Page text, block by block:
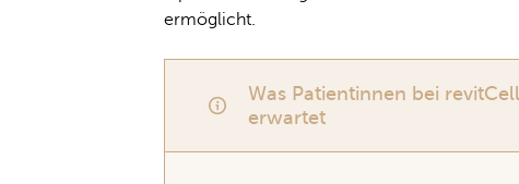
ermöglicht.
Was Patientinnen bei
erwartet